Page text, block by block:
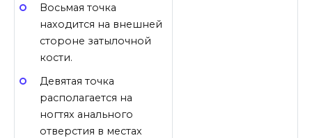
Восьмая точка
находится на внешней
стороне затылочной
кости.
Девятая точка
располагается на
ногтях анального
отверстия в местах